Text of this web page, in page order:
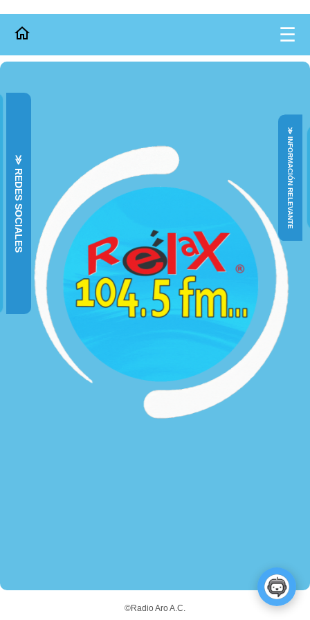
☰
≫ REDES SOCIALES ≫ INFORMACIÓN RELEVANTE
©Radio Aro A.C.